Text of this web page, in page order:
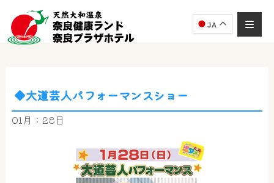
JA
◆大道芸人パフォーマンスショー
01月：28日
奈良健康ランド AIコンシェルジュです。
ご質問をお伺いします。